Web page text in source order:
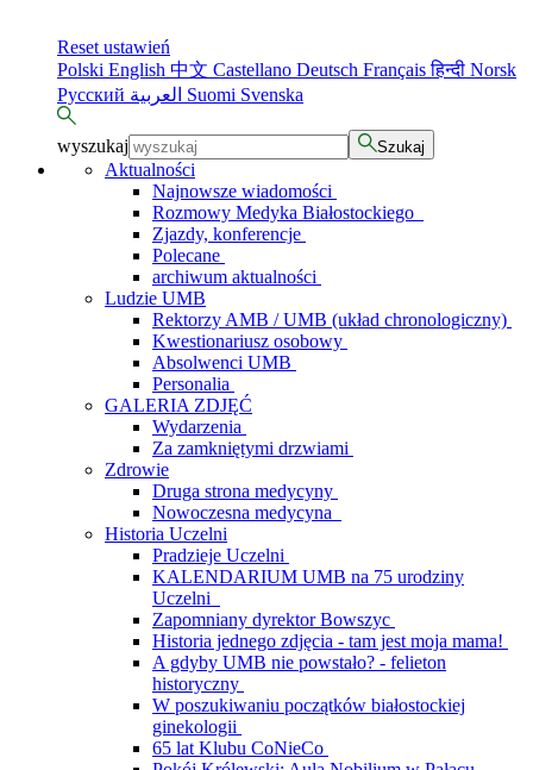
Reset ustawień
Polski English 中文 Castellano Deutsch Françaisहिन्दी Norsk
Русский
Suomi Svenska
wyszukaj Szukaj
Aktualności
Najnowsze wiadomości
Rozmowy Medyka Białostockiego
Zjazdy, konferencje
Polecane
archiwum aktualności
Ludzie UMB
Rektorzy AMB / UMB (układ chronologiczny)
Kwestionariusz osobowy
Absolwenci UMB
Personalia
GALERIA ZDJĘĆ
Wydarzenia
Za zamkniętymi drzwiami
Zdrowie
Druga strona medycyny
Nowoczesna medycyna
Historia Uczelni
Pradzieje Uczelni
KALENDARIUM UMB na 75 urodziny
Uczelni
Zapomniany dyrektor Bowszyc
Historia jednego zdjęcia - tam jest moja mama!
A gdyby UMB nie powstało? - felieton
historyczny
W poszukiwaniu początków białostockiej
ginekologii
65 lat Klubu CoNieCo